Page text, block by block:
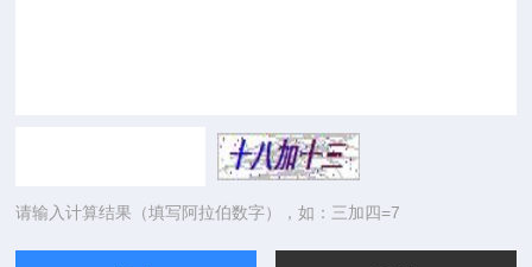
请输入计算结果（填写阿拉伯数字），如：三加四=7